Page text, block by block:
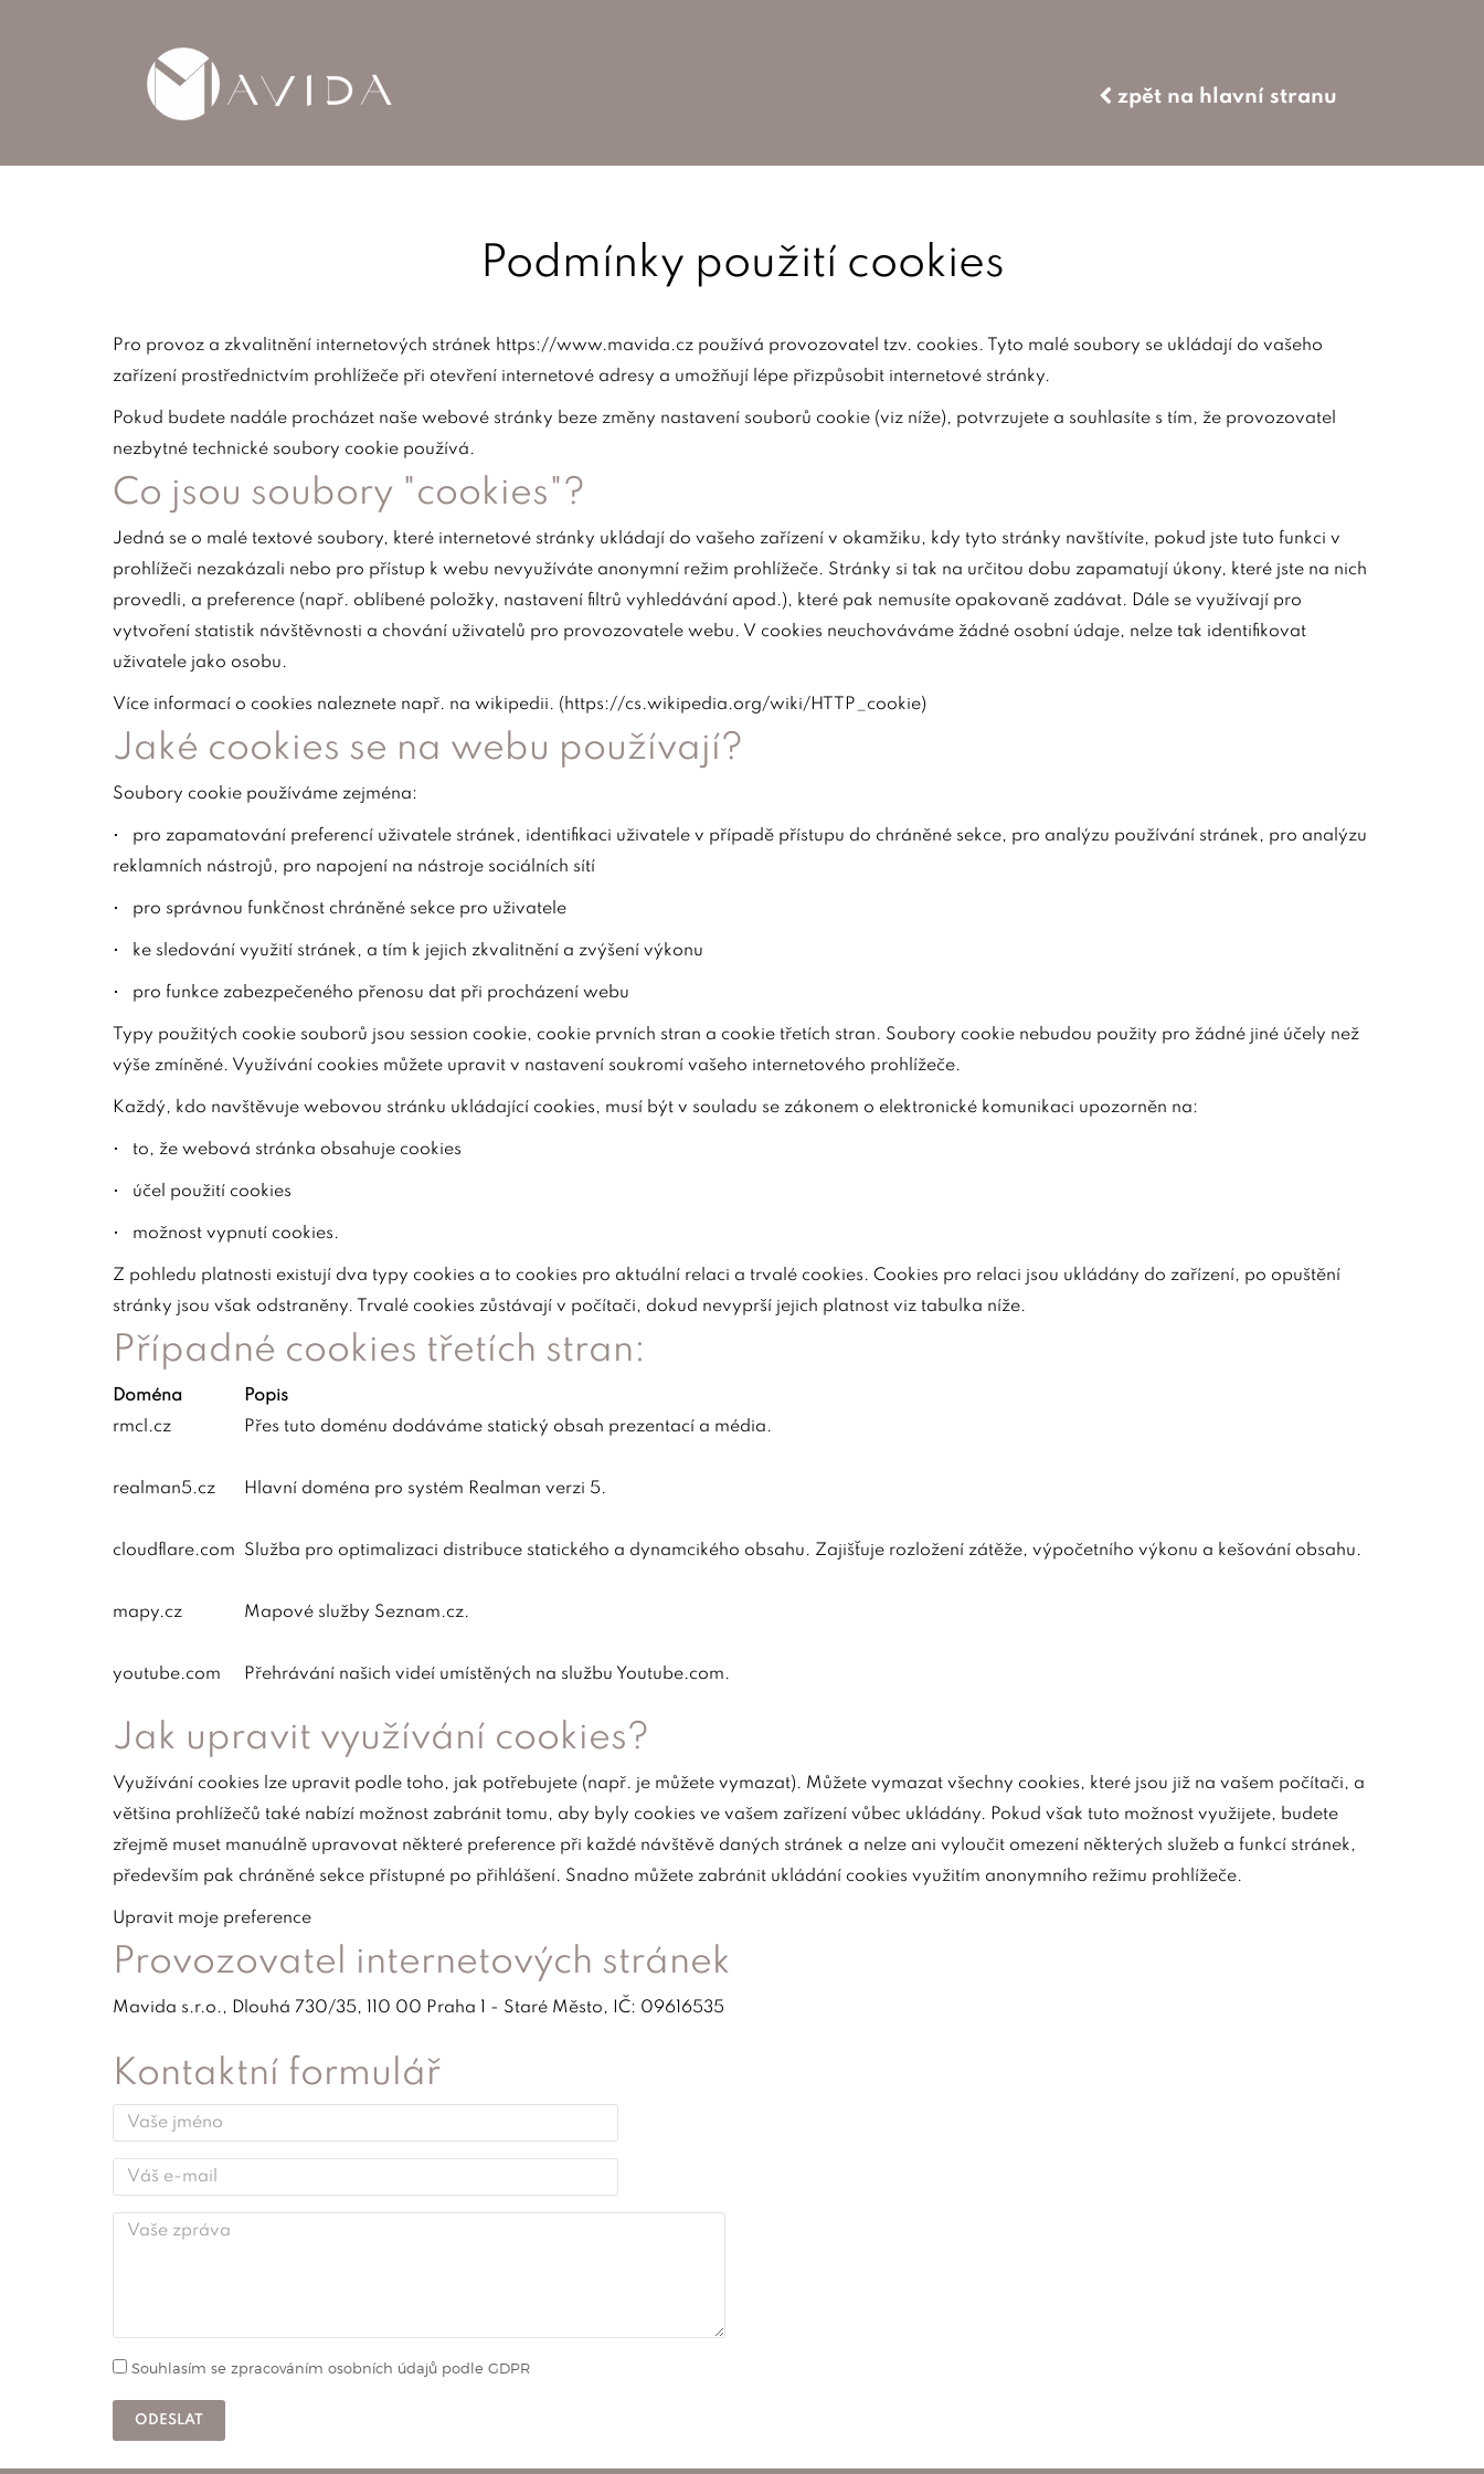
zpět na hlavní stranu
Podmínky použití cookies
Pro provoz a zkvalitnění internetových stránek https://www.mavida.cz používá provozovatel tzv. cookies. Tyto malé soubory se ukládají do vašeho
zařízení prostřednictvím prohlížeče při otevření internetové adresy a umožňují lépe přizpůsobit internetové stránky.
Pokud budete nadále procházet naše webové stránky beze změny nastavení souborů cookie (viz níže), potvrzujete a souhlasíte s tím, že provozovatel
nezbytné technické soubory cookie používá.
Co jsou soubory "cookies"?
Jedná se o malé textové soubory, které internetové stránky ukládají do vašeho zařízení v okamžiku, kdy tyto stránky navštívíte, pokud jste tuto funkci v
prohlížeči nezakázali nebo pro přístup k webu nevyužíváte anonymní režim prohlížeče. Stránky si tak na určitou dobu zapamatují úkony, které jste na nich
provedli, a preference (např. oblíbené položky, nastavení filtrů vyhledávání apod.), které pak nemusíte opakovaně zadávat. Dále se využívají pro
vytvoření statistik návštěvnosti a chování uživatelů pro provozovatele webu. V cookies neuchováváme žádné osobní údaje, nelze tak identifikovat
uživatele jako osobu.
Více informací o cookies naleznete např. na wikipedii. (https://cs.wikipedia.org/wiki/HTTP_cookie)
Jaké cookies se na webu používají?
Soubory cookie používáme zejména:
• pro zapamatování preferencí uživatele stránek, identifikaci uživatele v případě přístupu do chráněné sekce, pro analýzu používání stránek, pro analýzu
reklamních nástrojů, pro napojení na nástroje sociálních sítí
• pro správnou funkčnost chráněné sekce pro uživatele
• ke sledování využití stránek, a tím k jejich zkvalitnění a zvýšení výkonu
• pro funkce zabezpečeného přenosu dat při procházení webu
Typy použitých cookie souborů jsou session cookie, cookie prvních stran a cookie třetích stran. Soubory cookie nebudou použity pro žádné jiné účely než
výše zmíněné. Využívání cookies můžete upravit v nastavení soukromí vašeho internetového prohlížeče.
Každý, kdo navštěvuje webovou stránku ukládající cookies, musí být v souladu se zákonem o elektronické komunikaci upozorněn na:
• to, že webová stránka obsahuje cookies
• účel použití cookies
• možnost vypnutí cookies.
Z pohledu platnosti existují dva typy cookies a to cookies pro aktuální relaci a trvalé cookies. Cookies pro relaci jsou ukládány do zařízení, po opuštění
stránky jsou však odstraněny. Trvalé cookies zůstávají v počítači, dokud nevyprší jejich platnost viz tabulka níže.
Případné cookies třetích stran:
Doména
Popis
rmcl.cz
Přes tuto doménu dodáváme statický obsah prezentací a média.
realman5.cz Hlavní doména pro systém Realman verzi 5.
cloudflare.com Služba pro optimalizaci distribuce statického a dynamcikého obsahu. Zajišťuje rozložení zátěže, výpočetního výkonu a kešování obsahu.
mapy.cz Mapové služby Seznam.cz.
youtube.com Přehrávání našich videí umístěných na službu Youtube.com.
Jak upravit využívání cookies?
Využívání cookies lze upravit podle toho, jak potřebujete (např. je můžete vymazat). Můžete vymazat všechny cookies, které jsou již na vašem počítači, a
většina prohlížečů také nabízí možnost zabránit tomu, aby byly cookies ve vašem zařízení vůbec ukládány. Pokud však tuto možnost využijete, budete
zřejmě muset manuálně upravovat některé preference při každé návštěvě daných stránek a nelze ani vyloučit omezení některých služeb a funkcí stránek,
především pak chráněné sekce přístupné po přihlášení. Snadno můžete zabránit ukládání cookies využitím anonymního režimu prohlížeče.
Upravit moje preference
Provozovatel internetových stránek
Mavida s.r.o., Dlouhá 730/35, 110 00 Praha 1 - Staré Město, IČ: 09616535
Kontaktní formulář
Souhlasím se zpracováním osobních údajů podle GDPR
ODESLAT